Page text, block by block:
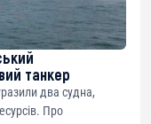
танкер
два судна,
Про